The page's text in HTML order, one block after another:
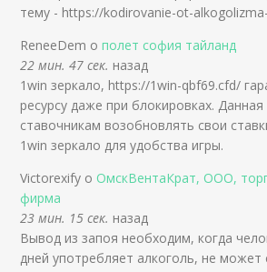
тему - https://kodirovanie-ot-
ReneeDem ополет софия тайланд
22 мин. 47 сек. назад
1win зеркало, https://1win-qbf69.cfd/
ресурсу даже при блокировках.
ставочникам возобновлять свои
1win зеркало для удобства игры.
Victorexify о ОмскВентаКрат, ООО,
фирма
23 мин. 15 сек. назад
Вывод из запоя необходим, когда
дней употребляет алкоголь, не может